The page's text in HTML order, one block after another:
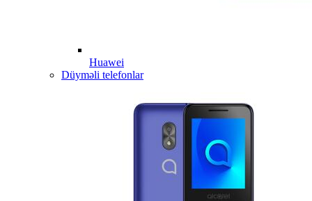
Huawei
Düyməli telefonlar